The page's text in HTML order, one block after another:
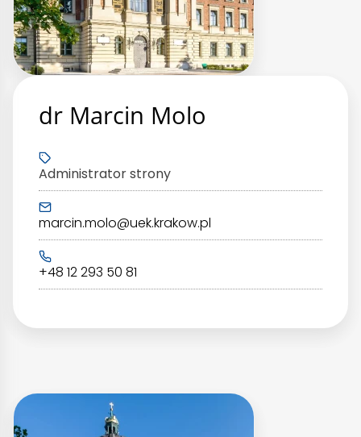
dr Marcin Molo
Administrator strony
marcin.molo@uek.krakow.pl
+48 12 293 50 81